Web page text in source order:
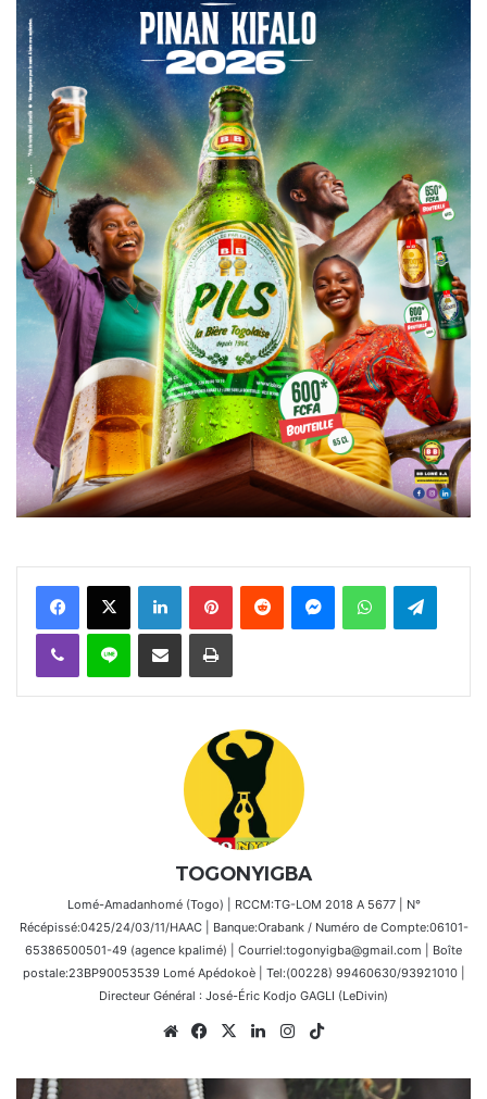
FacebookX Linkedin PinterestReddit MessengerWhatsAppTelegram
Viber Ligne Partager par email Imprimer
TOGONYIGBA
Lomé-Amadanhomé (Togo) | RCCM:TG-LOM 2018 A 5677 | N°
Récépissé:0425/24/03/11/HAAC | Banque:Orabank / Numéro de Compte:06101-
65386500501-49 (agence kpalimé) | Courriel:togonyigba@gmail.com | Boîte
postale:23BP90053539 Lomé Apédokoè | Tel:(00228) 99460630/93921010 |
Directeur Général : José-Éric Kodjo GAGLI (LeDivin)
WebsiteFacebook
X LinkedinInstagram